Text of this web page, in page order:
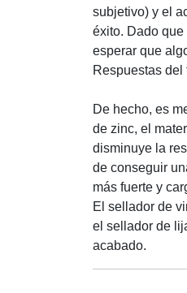
subjetivo) y el
éxito. Dado
esperar que
Respuestas del
De hecho, es
de zinc, el
disminuye la
de conseguir
más fuerte y
El sellador de
el sellador de
acabado.